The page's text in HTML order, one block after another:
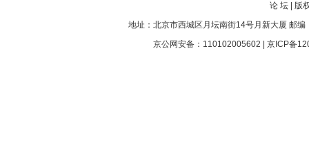
论 坛
版
地址：北京市西城区月坛南街14号月新大厦 邮
京公网安备：110102005602 | 京ICP备